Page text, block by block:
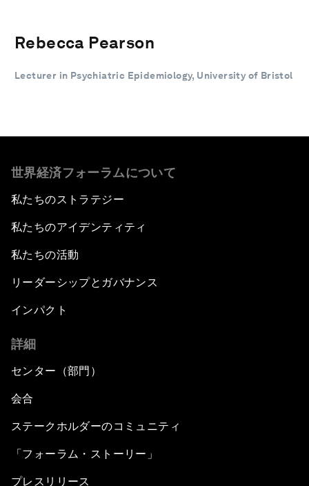
Rebecca Pearson
Lecturer in Psychiatric Epidemiology, University of Bristol
世界経済フォーラムについて
私たちのストラテジー
私たちのアイデンティティ
私たちの活動
リーダーシップとガバナンス
インパクト
詳細
センター（部門）
会合
ステークホルダーのコミュニティ
「フォーラム・ストーリー」
プレスリリース